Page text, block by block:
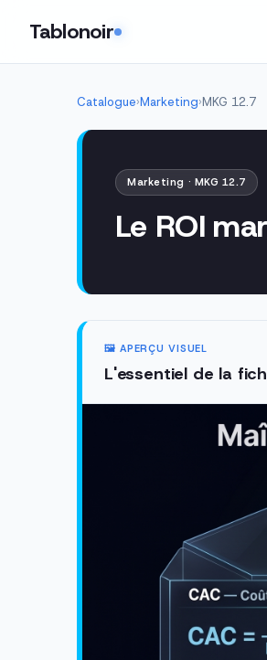
Tablonoir
Catalogue›Marketing›MKG 12.7
Marketing · MKG 12.7
Le ROI
🖼️ APERÇU VISUEL
L'essentiel de la